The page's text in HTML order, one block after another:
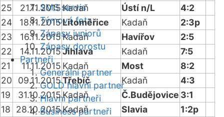
SMS servis
Týmová fota
Zápasy juniorů
Zápasy dorostu
Partneři
Generální partner
GOLD hlavní partner
Hlavní partneři
Business partneři
25
21.11.2015Kadaň Ústí n/L
4:2
24
18.11.2015Litoměřice Kadaň
2:3p
23
16.11.2015Kadaň Havířov
2:5
22
14.11.2015Jihlava Kadaň
7:5
21
11.11.2015 Kadaň Most
8:2
20
09.11.2015Třebíč Kadaň
4:3
19
31.10.2015Kadaň Č.Budějovice 3:1
18
28.10.2015Kadaň Slavia
1:2p